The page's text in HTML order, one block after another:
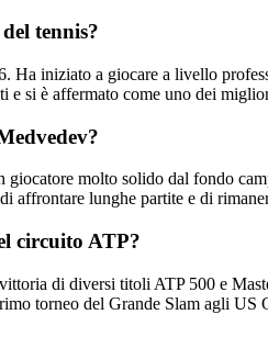
tennis?
iniziato a giocare a livello
e si è affermato come uno dei
molto solido dal fondo
affrontare lunghe partite e di
circuito ATP?
di diversi titoli ATP 500 e
torneo del Grande Slam agli US